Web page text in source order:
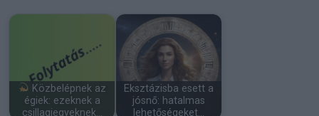
Közbelépnek az
égiek: ezeknek a
csillagjegyeknek…
Eksztázisba esett a
jósnő: hatalmas
lehetőségeket…